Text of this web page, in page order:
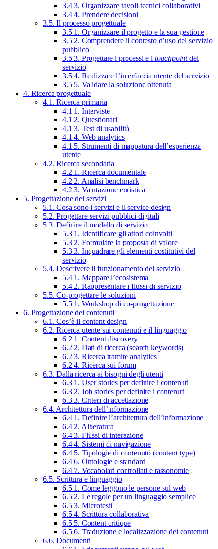
3.4.3. Organizzare tavoli tecnici collaborativi
3.4.4. Prendere decisioni
3.5. Il processo progettuale
3.5.1. Organizzare il progetto e la sua gestione
3.5.2. Comprendere il contesto d’uso del servizio
pubblico
3.5.3. Progettare i processi e i touchpointdel
servizio
3.5.4. Realizzare l’interfaccia utente del servizio
3.5.5. Validare la soluzione ottenuta
4. Ricerca progettuale
4.1. Ricerca primaria
4.1.1. Interviste
4.1.2. Questionari
4.1.3. Test di usabilità
4.1.4. Web analytics
4.1.5. Strumenti di mappatura dell’esperienza
utente
4.2. Ricerca secondaria
4.2.1. Ricerca documentale
4.2.2. Analisi benchmark
4.2.3. Valutazione euristica
5. Progettazione dei servizi
5.1. Cosa sono i servizi e il service design
5.2. Progettare servizi pubblici digitali
5.3. Definire il modello di servizio
5.3.1. Identificare gli attori coinvolti
5.3.2. Formulare la proposta di valore
5.3.3. Inquadrare gli elementi costitutivi del
servizio
5.4. Descrivere il funzionamento del servizio
5.4.1. Mappare l’ecosistema
5.4.2. Rappresentare i flussi di servizio
5.5. Co-progettare le soluzioni
5.5.1. Workshop di co-progettazione
6. Progettazione dei contenuti
6.1. Cos’è il content design
6.2. Ricerca utente sui contenuti e il linguaggio
6.2.1. Content discovery
6.2.2. Dati di ricerca (search keywords)
6.2.3. Ricerca tramite analytics
6.2.4. Ricerca sui forum
6.3. Dalla ricerca ai bisogni degli utenti
6.3.1. User stories per definire i contenuti
6.3.2. Job stories per definire i contenuti
6.3.3. Criteri di accettazione
6.4. Architettura dell’informazione
6.4.1. Definire l’architettura dell’informazione
6.4.2. Alberatura
6.4.3. Flussi di interazione
6.4.4. Sistemi di navigazione
6.4.5. Tipologie di contenuto (content type)
6.4.6. Ontologie e standard
6.4.7. Vocabolari controllati e tassonomie
6.5. Scrittura e linguaggio
6.5.1. Come leggono le persone sul web
6.5.2. Le regole per un linguaggio semplice
6.5.3. Microtesti
6.5.4. Scrittura collaborativa
6.5.5. Content critique
6.5.6. Traduzione e localizzazione dei contenuti
6.6. Documenti